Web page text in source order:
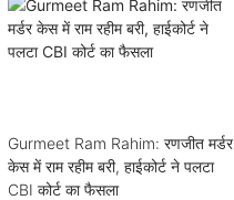
Gurmeet Ram Rahim: रणजीत मर्डर
केस में राम रहीम बरी, हाईकोर्ट ने पलटा
CBI कोर्ट का फैसला